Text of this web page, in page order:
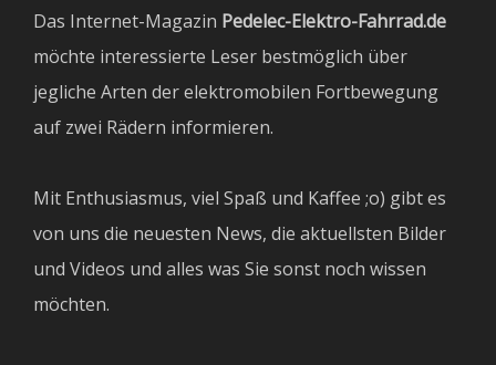
Das Internet-Magazin Pedelec-Elektro-Fahrrad.de
möchte interessierte Leser bestmöglich über
jegliche Arten der elektromobilen Fortbewegung
auf zwei Rädern informieren.
Mit Enthusiasmus, viel Spaß und Kaffee ;o) gibt es
von uns die neuesten News, die aktuellsten Bilder
und Videos und alles was Sie sonst noch wissen
möchten.